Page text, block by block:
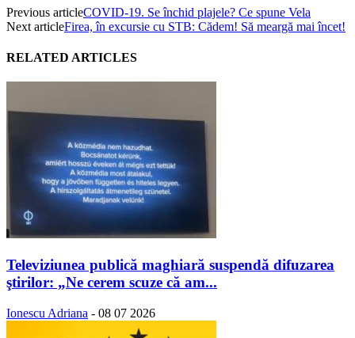
Previous articleCOVID-19. Se închid plajele? Ce spune Vela
Next articleFirea, în excursie cu STB: Cădem! Să meargă mai încet!
RELATED ARTICLES
Televiziunea publică maghiară suspendă difuzarea
ştirilor: „Ne cerem scuze că am...
Ionescu Adriana - 08 07 2026